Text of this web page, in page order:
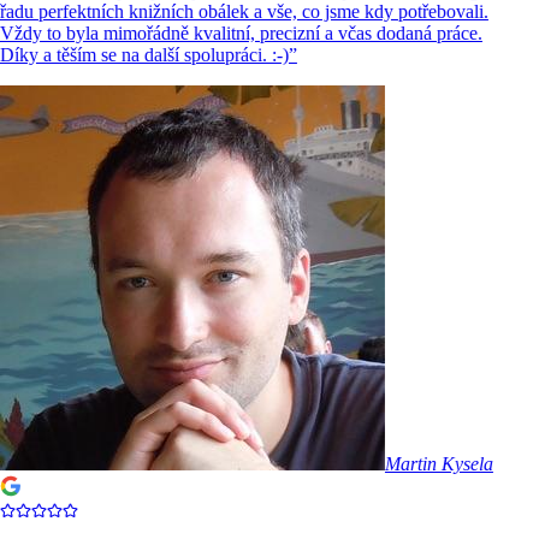
perfektních knižních obálek a vše, co jsme kdy potřebovali.
to byla mimořádně kvalitní, precizní a včas dodaná práce.
a těším se na další spolupráci. :-)”
Martin Kysela